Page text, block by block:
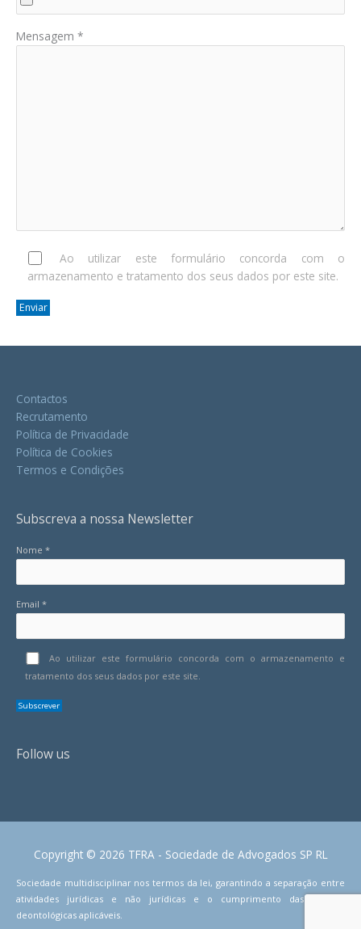
Mensagem *
Ao utilizar este formulário concorda com o
armazenamento e tratamento dos seus dados por este site.
Contactos
Recrutamento
Política de Privacidade
Política de Cookies
Termos e Condições
Subscreva a nossa Newsletter
Nome *
Email *
Ao utilizar este formulário concorda com o armazenamento e
tratamento dos seus dados por este site.
Follow us
Copyright © 2026 TFRA - Sociedade de Advogados SP RL
Sociedade multidisciplinar nos termos da lei, garantindo a separação entre
atividades jurídicas e não jurídicas e o cumprimento das normas
deontológicas aplicáveis.